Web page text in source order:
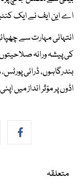
اے این ایف نے ایک
انتہائی مہارت سے
کی پیشہ ورانہ
بندرگاہوں، ڈرائی
اڈوں پر مؤثر انداز میں
متعلقہ